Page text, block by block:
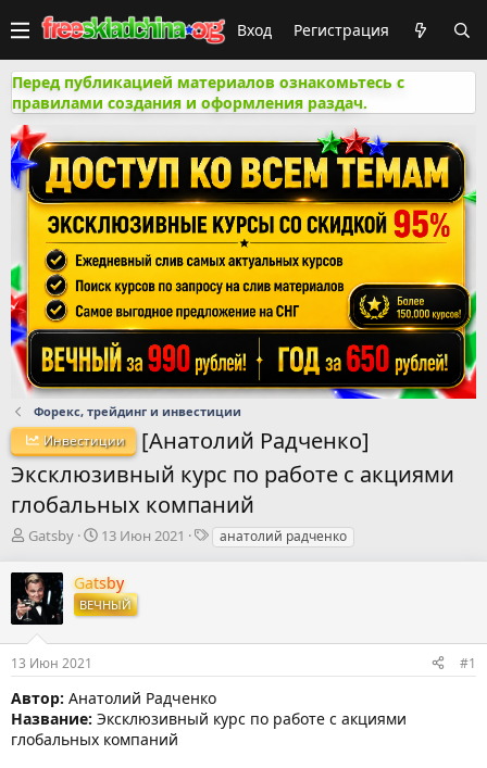
Вход Регистрация
Перед публикацией материалов ознакомьтесь с
правилами создания и оформления раздач.
Форекс, трейдинг и инвестиции
Инвестиции
[Анатолий Радченко]
Эксклюзивный курс по работе с акциями
глобальных компаний
А
т
о
р
м
ы
Gatsby
Д
т
а
н
а
л
а
13 Июн 2021
Танатолий радченко
Gatsby
ВЕЧНЫЙ
13 Июн 2021 #1
Автор: Анатолий Радченко
Название: Эксклюзивный курс по работе с акциями
глобальных компаний